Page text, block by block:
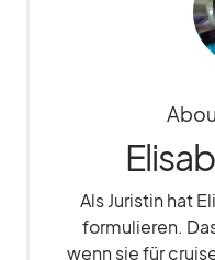
Als Juristin hat
formulieren.
wenn sie für